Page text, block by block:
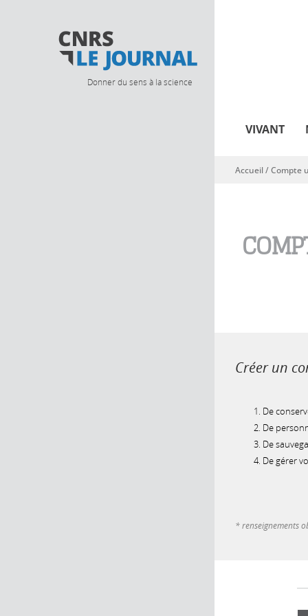
Donner du sens à la science
VIVANT
Vous êtes ici
Accueil/Compte
Créer un
De
De
De
De gérer
* renseignements